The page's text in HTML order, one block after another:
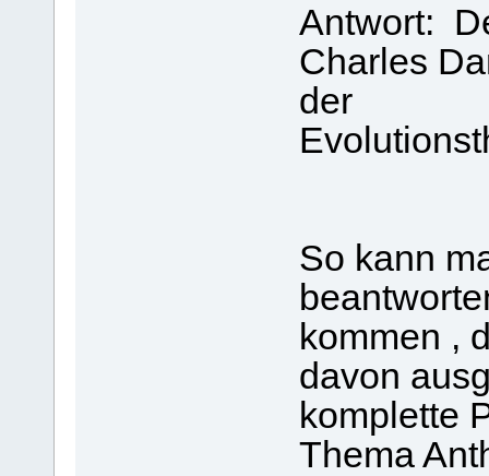
Antwort:
Charles
der
So kann
kommen ,
davon
komplette
Thema